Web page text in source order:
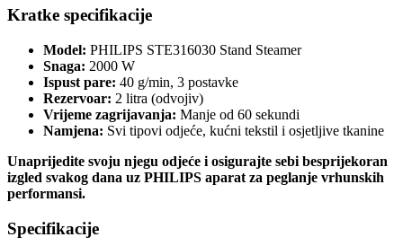
Kratke specifikacije
Model: PHILIPS STE316030 Stand Steamer
Snaga: 2000 W
Ispust pare: 40 g/min, 3 postavke
Rezervoar: 2 litra (odvojiv)
Vrijeme zagrijavanja: Manje od 60 sekundi
Namjena: Svi tipovi odjeće, kućni tekstil i osjetljive tkanine
Unaprijedite svoju njegu odjeće i osigurajte sebi besprijekoran
izgled svakog dana uz PHILIPS aparat za peglanje vrhunskih
performansi.
Specifikacije